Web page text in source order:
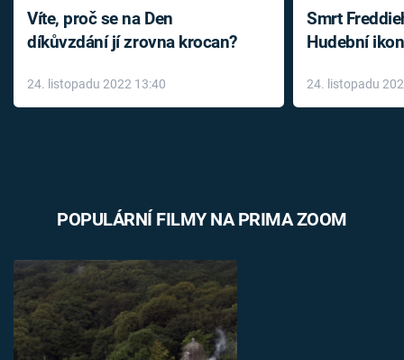
Víte, proč se na Den
díkůvzdání jí zrovna krocan?
24. listopadu 2022 13:40
Smrt
Hudební
léky
24. listopadu
POPULÁRNÍ FILMY NA PRIMA ZOOM